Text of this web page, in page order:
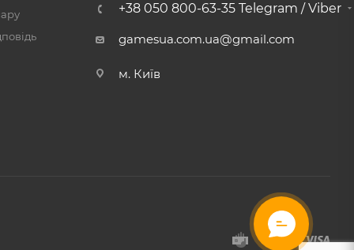
+38 050 800-63-35 Telegram / Viber
gamesua.com.ua@gmail.com
м. Київ